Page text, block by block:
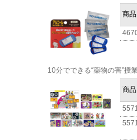
商
10分でできる“薬物の害”授
商